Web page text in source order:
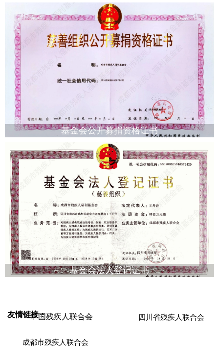
基金会公开募捐资格证书
基金会法人登记证书
中国残疾人联合会 四川省残疾人联合会
成都市残疾人联合会
友情链接：